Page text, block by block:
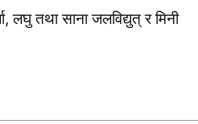
लघु तथा साना जलविद्युत् र मिनी